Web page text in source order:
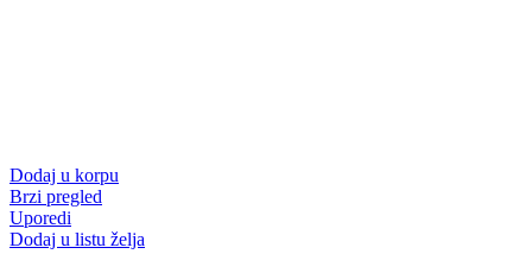
Dodaj u korpu
Brzi pregled
Uporedi
Dodaj u listu želja